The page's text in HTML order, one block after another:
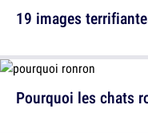
Pourquoi les chats
19 images